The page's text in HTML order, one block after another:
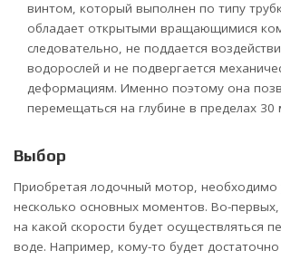
винтом, который выполнен по типу
обладает открытыми вращающимися
следовательно, не поддается
водорослей и не подвергается
деформациям. Именно поэтому она
перемещаться на глубине в пределах 30
Выбор
Приобретая лодочный мотор, необходимо
несколько основных моментов. Во-
на какой скорости будет осуществляться
воде. Например, кому-то будет